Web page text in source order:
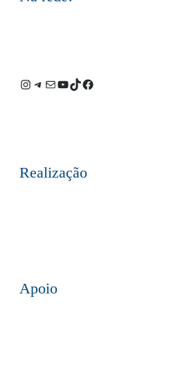
Instagram
Telegram
E-Youtube
TikTok
Facebook
Realização
Apoio